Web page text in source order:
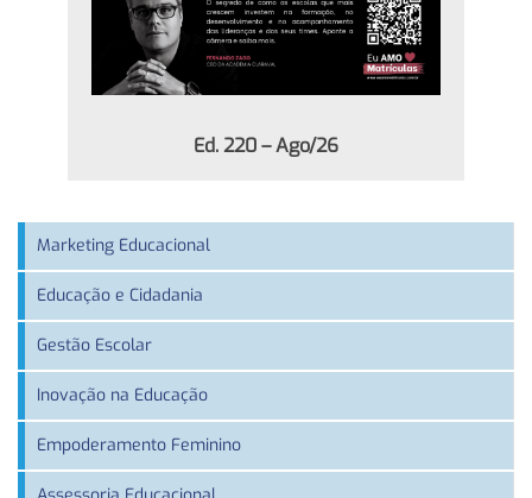
Ed. 220 – Ago/26
Marketing Educacional
Educação e Cidadania
Gestão Escolar
Inovação na Educação
Empoderamento Feminino